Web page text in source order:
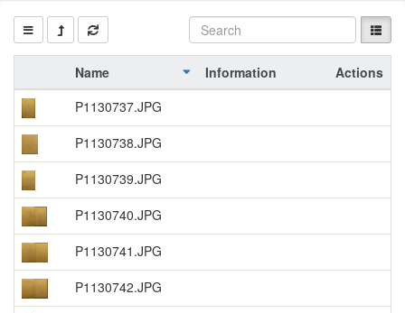
Name Information
Actions
P1130737.JPG
P1130738.JPG
P1130739.JPG
P1130740.JPG
P1130741.JPG
P1130742.JPG